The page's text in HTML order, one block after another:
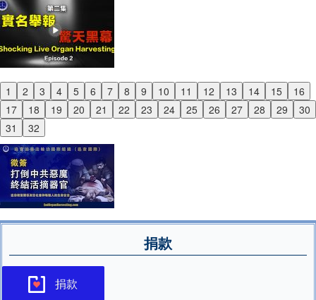
1 2 3 4 5 6 7 8 9 10 11 12 13 14 15
16
17
18 19 20 21 22 23 24 25 26 27 28 29
30
31
32
Previous
Next
捐款
捐款